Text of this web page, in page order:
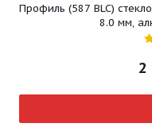
Профиль (587 BLC)
8.0 мм,
2